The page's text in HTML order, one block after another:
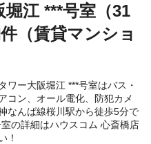
江 ***号室（31
（賃貸マンショ
ワー大阪堀江 ***号室はバス・
コン、オール電化、防犯カメ
なんば線桜川駅から徒歩5分で
の詳細はハウスコム 心斎橋店
！